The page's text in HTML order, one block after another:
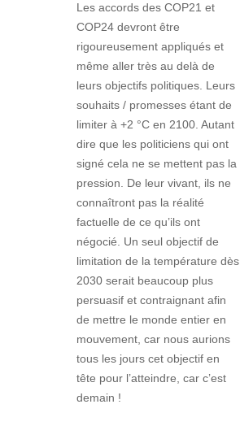
Les accords des COP21 et
COP24 devront être
rigoureusement appliqués et
même aller très au delà de
leurs objectifs politiques. Leurs
souhaits / promesses étant de
limiter à +2 °C en 2100. Autant
dire que les politiciens qui ont
signé cela ne se mettent pas la
pression. De leur vivant, ils ne
connaîtront pas la réalité
factuelle de ce qu’ils ont
négocié. Un seul objectif de
limitation de la température dès
2030 serait beaucoup plus
persuasif et contraignant afin
de mettre le monde entier en
mouvement, car nous aurions
tous les jours cet objectif en
tête pour l’atteindre, car c’est
demain !